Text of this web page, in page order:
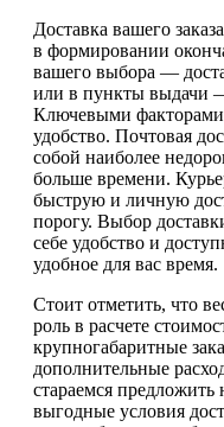
Доставка вашего
в формировании
вашего выбора —
или в пункты выдачи —
Ключевыми факторами
удобство. Почтовая
собой наиболее
больше времени.
быструю и личную
порогу. Выбор
себе удобство и
удобное для вас время.
Стоит отметить, что
роль в расчете
крупногабаритные
дополнительные
стараемся
выгодные условия